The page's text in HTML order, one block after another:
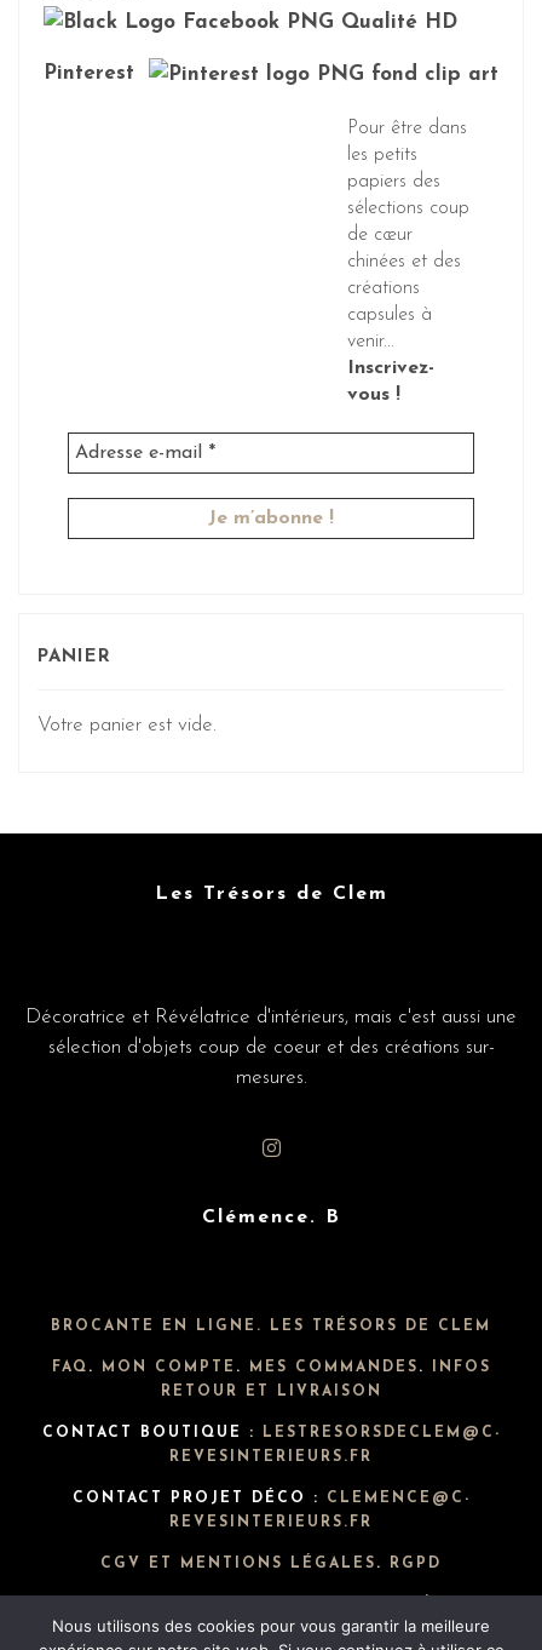
Pinterest
Pour être dans
les petits
papiers des
sélections coup
de cœur
chinées et des
créations
capsules à
venir...
Inscrivez-
vous !
PANIER
Votre panier est vide.
Les Trésors de Clem
Décoratrice et Révélatrice d'intérieurs, mais c'est aussi une
sélection d'objets coup de coeur et des créations sur-
mesures.
Clémence. B
BROCANTE EN LIGNE. LES TRÉSORS DE CLEM
FAQ . MON COMPTE . MES COMMANDES .
INFOS
RETOUR ET LIVRAISON
CONTACT BOUTIQUE :
LESTRESORSDECLEM@C-
REVESINTERIEURS.FR
CONTACT PROJET DÉCO :
CLEMENCE@C-
REVESINTERIEURS.FR
CGV ET MENTIONS LÉGALES . RGPD
C. RÊVES INTÉRIEURS @ LESTRESORSDECLEM.
Nous utilisons des cookies pour vous garantir la meilleure